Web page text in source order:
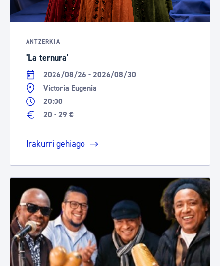
ANTZERKIA
'La ternura'
2026/08/26 - 2026/08/30
Victoria Eugenia
20:00
20 - 29 €
Irakurri gehiago